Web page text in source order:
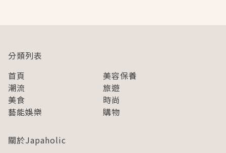
分類列表
首頁
美容保養
潮流
旅遊
美食
時尚
藝能娛樂
購物
關於Japaholic